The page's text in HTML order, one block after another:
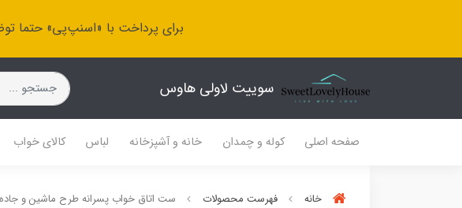
برای پرداخت با «اسنپ‌پی» حتما
سوییت لاولی هاوس
صفحه اصلی کوله و چمدان خانه و آشپزخانه لباس کالای خواب
خانه فهرست محصولات ست اتاق خواب پسرانه طرح ماشین و جاده